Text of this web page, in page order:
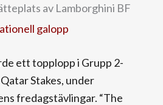
av Lamborghini BF
galopp
ett topplopp i Grupp 2-
Stakes, under
fredagstävlingar. “The